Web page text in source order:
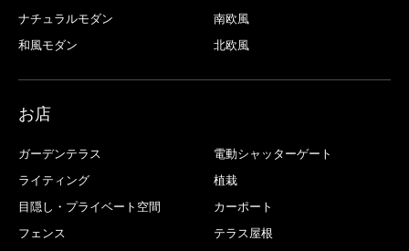
ナチュラルモダン
南欧風
和風モダン
北欧風
お店
ガーデンテラス
電動シャッターゲート
ライティング
植栽
目隠し・プライベート空間
カーポート
フェンス
テラス屋根